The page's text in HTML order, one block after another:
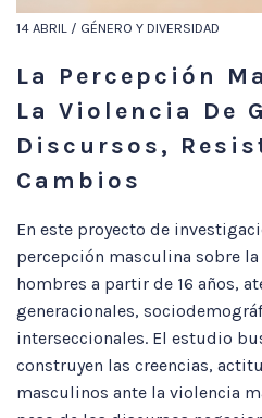
14 ABRIL / GÉNERO Y DIVERSIDAD
La Percepción
La Violencia De
Discursos,
Cambios
En este proyecto de
percepción masculina sobre
hombres a partir de 16 años,
generacionales,
interseccionales. El estudio
construyen las creencias,
masculinos ante la violencia